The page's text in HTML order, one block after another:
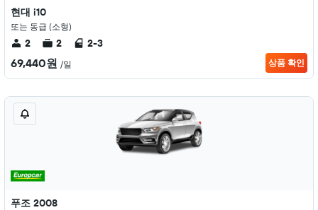
현대 i10
또는 동급 (소형)
2 2 2-3
69,440원 /일 상품 확인
푸조 2008